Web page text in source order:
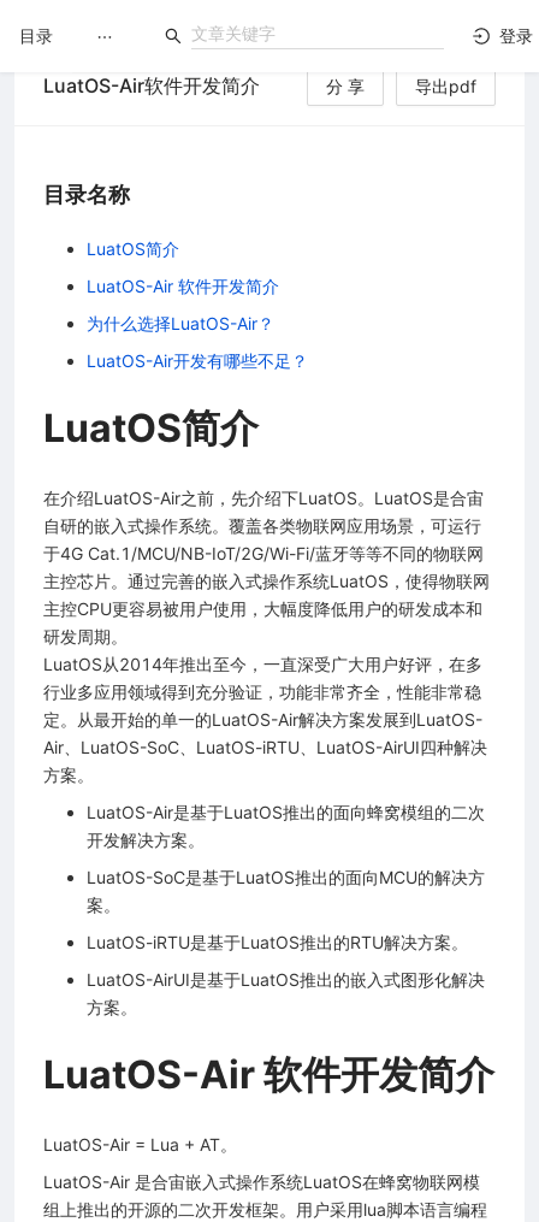
登录
目录
LuatOS-Air软件开发简介 分 享 导出pdf
目录名称
LuatOS简介
LuatOS-Air 软件开发简介
为什么选择LuatOS-Air？
LuatOS-Air开发有哪些不足？
LuatOS简介
在介绍LuatOS-Air之前，先介绍下LuatOS。LuatOS是合宙
自研的嵌入式操作系统。覆盖各类物联网应用场景，可运行
于4G Cat.1/MCU/NB-IoT/2G/Wi-Fi/蓝牙等等不同的物联网
主控芯片。通过完善的嵌入式操作系统LuatOS，使得物联网
主控CPU更容易被用户使用，大幅度降低用户的研发成本和
研发周期。
LuatOS从2014年推出至今，一直深受广大用户好评，在多
行业多应用领域得到充分验证，功能非常齐全，性能非常稳
定。从最开始的单一的LuatOS-Air解决方案发展到LuatOS-
Air、LuatOS-SoC、LuatOS-iRTU、LuatOS-AirUI四种解决
方案。
LuatOS-Air是基于LuatOS推出的面向蜂窝模组的二次
开发解决方案。
LuatOS-SoC是基于LuatOS推出的面向MCU的解决方
案。
LuatOS-iRTU是基于LuatOS推出的RTU解决方案。
LuatOS-AirUI是基于LuatOS推出的嵌入式图形化解决
方案。
LuatOS-Air 软件开发简介
LuatOS-Air = Lua + AT。
LuatOS-Air 是合宙嵌入式操作系统LuatOS在蜂窝物联网模
组上推出的开源的二次开发框架。用户采用lua脚本语言编程